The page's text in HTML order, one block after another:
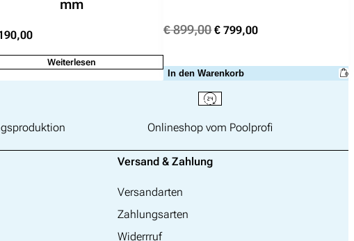
mm
Weiterlesen
€899,00Ursprünglicher
€ 899,00
€ 799,00Aktueller
In den Warenkorb
Onlineshop vom Poolprofi
Versand & Zahlung
Versandarten
Zahlungsarten
Widerrruf